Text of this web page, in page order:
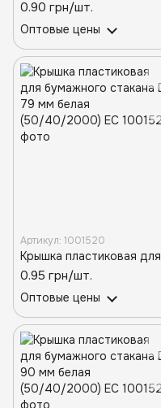
0.90 грн/шт.
Оптовые цены
Артикул: 1001520
0.95 грн/шт.
Оптовые цены